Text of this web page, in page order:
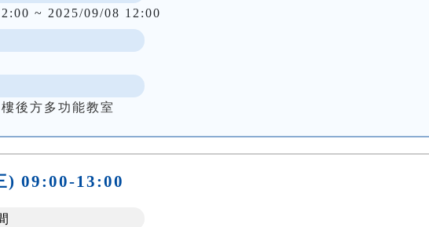
~ 2025/09/08 12:00
後方多功能教室
) 09:00-13:00